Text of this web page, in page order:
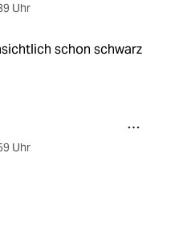
Uhr
schon schwarz
Uhr